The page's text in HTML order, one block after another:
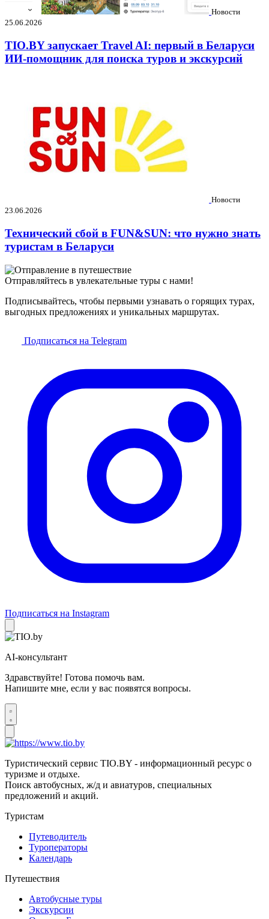
Новости
25.06.2026
TIO.BY запускает Travel AI: первый в Беларуси
ИИ-помощник для поиска туров и экскурсий
Новости
23.06.2026
Технический сбой в FUN&SUN: что нужно знать
туристам в Беларуси
Отправляйтесь в увлекательные туры с нами!
Подписывайтесь, чтобы первыми узнавать о горящих турах,
выгодных предложениях и уникальных маршрутах.
Подписаться на Telegram
Подписаться на Instagram
AI-консультант
Здравствуйте! Готова помочь вам.
Напишите мне, если у вас появятся вопросы.
Туристический сервис TIO.BY - информационный ресурс о
туризме и отдыхе.
Поиск автобусных, ж/д и авиатуров, специальных
предложений и акций.
Туристам
Путеводитель
Туроператоры
Календарь
Путешествия
Автобусные туры
Экскурсии